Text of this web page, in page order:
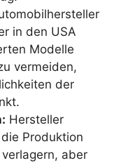
in den USA
Modelle
vermeiden,
der
Hersteller
Produktion
aber